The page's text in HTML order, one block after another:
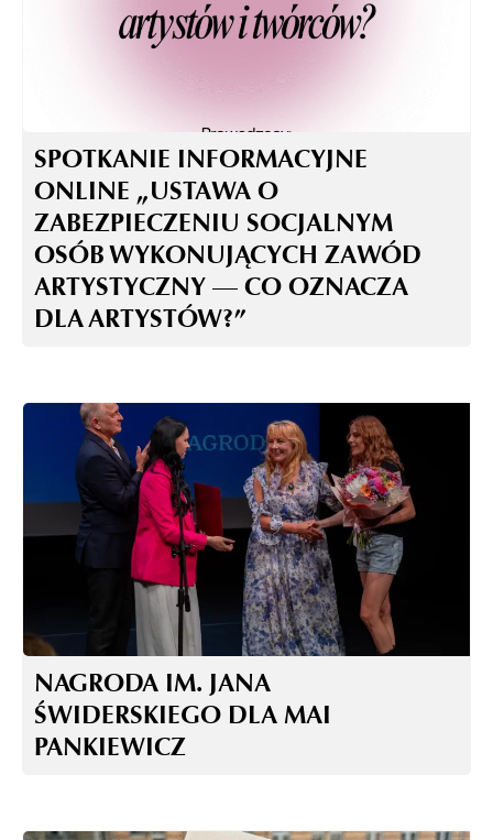
SPOTKANIE INFORMACYJNE
ONLINE „USTAWA O
ZABEZPIECZENIU SOCJALNYM
OSÓB WYKONUJĄCYCH ZAWÓD
ARTYSTYCZNY — CO OZNACZA
DLA ARTYSTÓW?”
NAGRODA IM. JANA
ŚWIDERSKIEGO DLA MAI
PANKIEWICZ